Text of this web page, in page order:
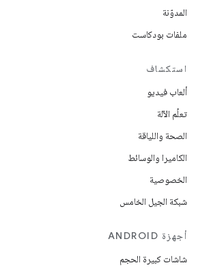
المدوّنة
ملفات بودكاست
استكشاف
ألعاب فيديو
تعلُم الآلة
الصحة واللياقة
الكاميرا والوسائط
الخصوصية
شبكة الجيل الخامس
أجهزة ANDROID
شاشات كبيرة الحجم